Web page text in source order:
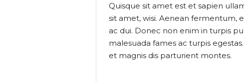
Quisque sit amet est et sapien
sit amet, wisi. Aenean fermentum,
ac dui. Donec non enim in turpis
malesuada fames ac turpis
et magnis dis parturient montes.